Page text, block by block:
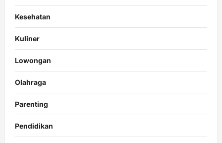
Kesehatan
Kuliner
Lowongan
Olahraga
Parenting
Pendidikan